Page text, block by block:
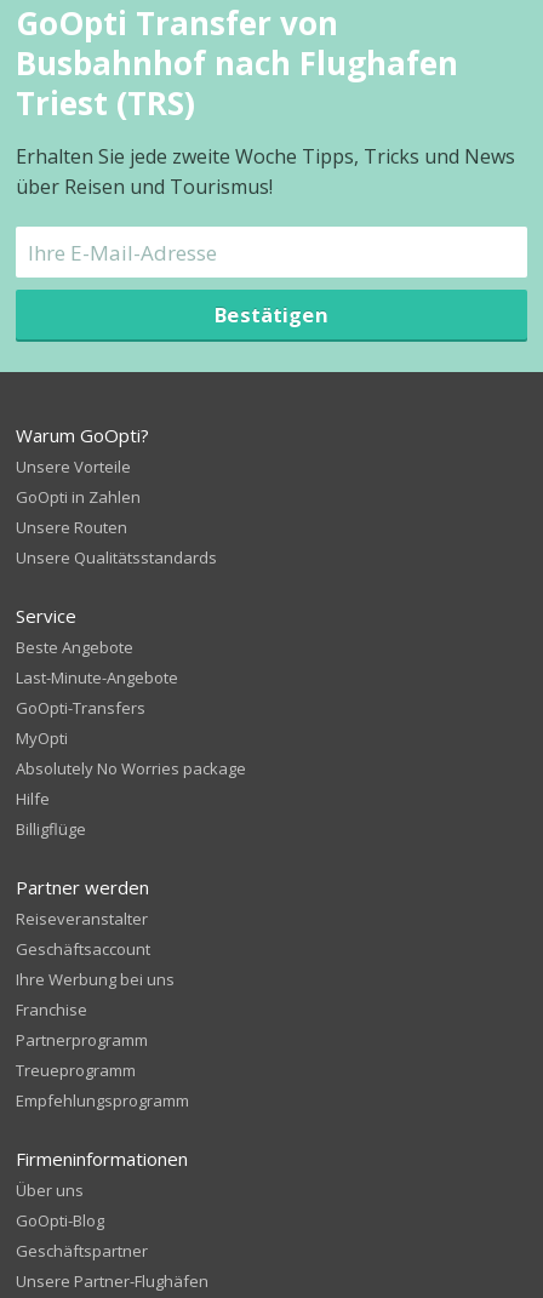
GoOpti Transfer von
Busbahnhof nach Flughafen
Triest (TRS)
Erhalten Sie jede zweite Woche Tipps, Tricks und News
über Reisen und Tourismus!
Bestätigen
Warum GoOpti?
Unsere Vorteile
GoOpti in Zahlen
Unsere Routen
Unsere Qualitätsstandards
Service
Beste Angebote
Last-Minute-Angebote
GoOpti-Transfers
MyOpti
Absolutely No Worries package
Hilfe
Billigflüge
Partner werden
Reiseveranstalter
Geschäftsaccount
Ihre Werbung bei uns
Franchise
Partnerprogramm
Treueprogramm
Empfehlungsprogramm
Firmeninformationen
Über uns
GoOpti-Blog
Geschäftspartner
Unsere Partner-Flughäfen